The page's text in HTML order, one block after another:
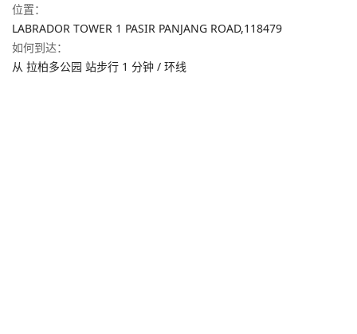
位置：
LABRADOR TOWER 1 PASIR PANJANG ROAD,118479
如何到达：
从 拉柏多公园 站步行 1 分钟 / 环线